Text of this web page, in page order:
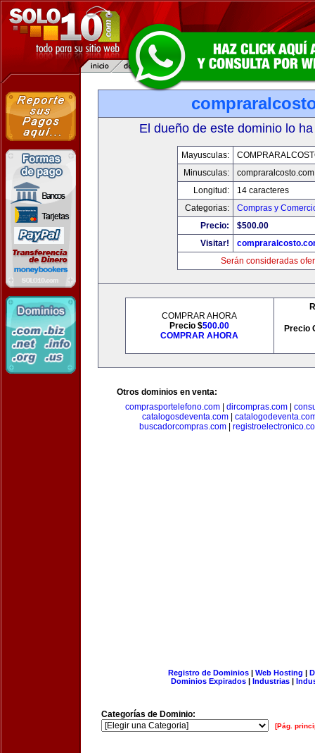
El dueño de este dominio lo
Mayusculas:
Minusculas:
compraralcosto.com
Longitud:
14 caracteres
Categorias:
Compras y
Precio:
$500.00
Visitar!
Serán consideradas
COMPRAR AHORA
Precio $500.00
COMPRAR AHORA
Precio
Otros dominios en venta:
comprasportelefono.com
dircompras.com
catalogosdeventa.com
buscadorcompras.com
Registro de Dominios| Web Hosting |
Dominios Expirados | Industrias |
Categorías de Dominio:
[Pág.